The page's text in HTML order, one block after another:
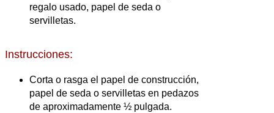
regalo usado, papel de seda o
servilletas.
Instrucciones:
Corta o rasga el papel de construcción,
papel de seda o servilletas en pedazos
de aproximadamente ½ pulgada.